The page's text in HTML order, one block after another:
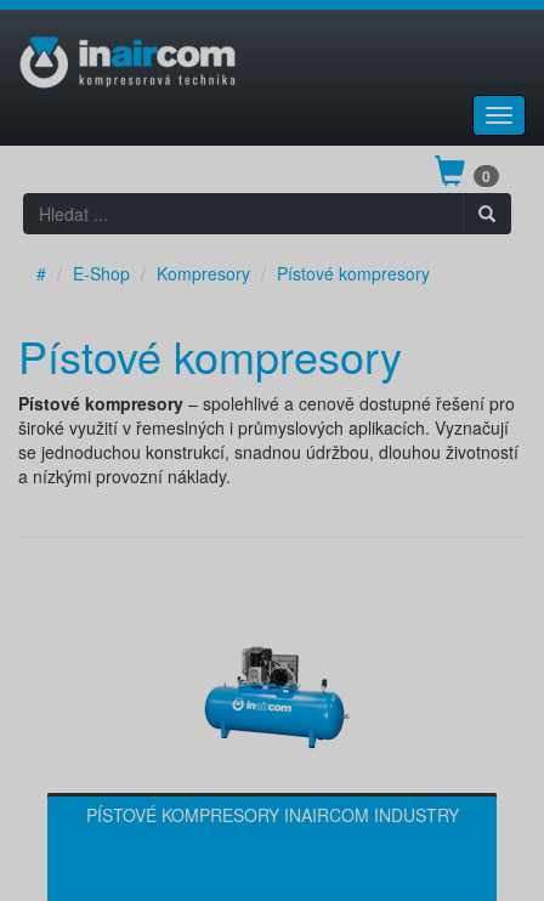
0
# E-Shop Kompresory Pístové kompresory
Pístové kompresory
Pístové kompresory – spolehlivé a cenově dostupné řešení pro
široké využití v řemeslných i průmyslových aplikacích. Vyznačují
se jednoduchou konstrukcí, snadnou údržbou, dlouhou životností
a nízkými provozní náklady.
PÍSTOVÉ KOMPRESORY INAIRCOM INDUSTRY